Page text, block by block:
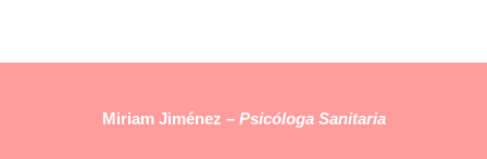
Au cours des échanges entre joueurs habitués aux devises
détaillent les étapes d'une inscription en ligne, ainsi que le
Miriam Jiménez –Psicóloga Sanitaria